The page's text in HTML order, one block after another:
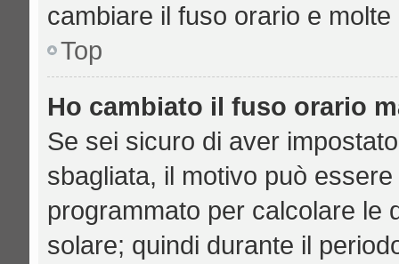
cambiare il fuso orario e
Top
Ho cambiato il fuso orario
Se sei sicuro di aver
sbagliata, il motivo può
programmato per calcolare le
solare; quindi durante il